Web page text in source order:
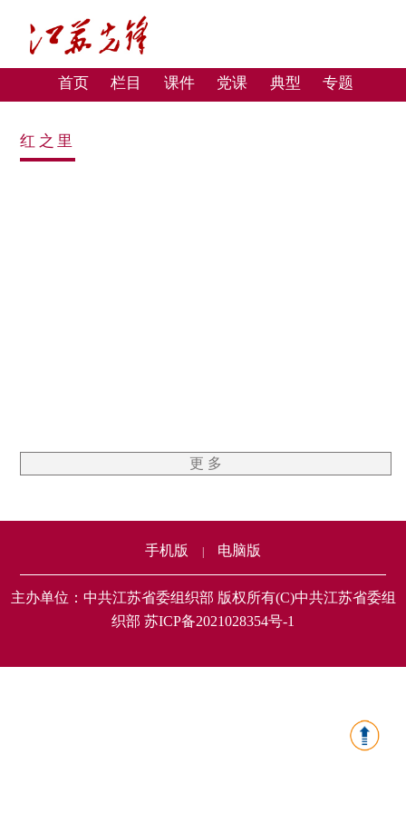
首页 栏目 课件 党课 典型 专题
红之里
更 多
手机版 电脑版
主办单位：中共江苏省委组织部 版权所有(C)中共江苏省委组
织部 苏ICP备2021028354号-1